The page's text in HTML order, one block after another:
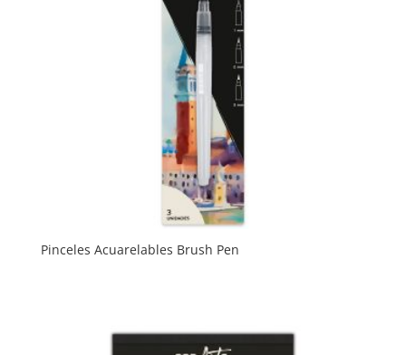
Pinceles Acuarelables Brush Pen